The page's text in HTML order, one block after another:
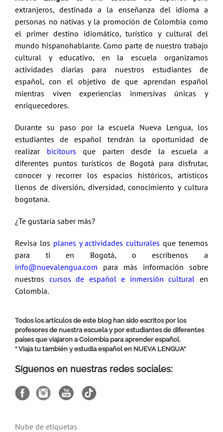
extranjeros, destinada a la enseñanza del idioma a
personas no nativas y la promoción de Colombia como
el primer destino idiomático, turístico y cultural del
mundo hispanohablante. Como parte de nuestro trabajo
cultural y educativo, en la escuela organizamos
actividades diarias para nuestros estudiantes de
español, con el objetivo de que aprendan español
mientras viven experiencias inmersivas únicas y
enriquecedores.
Durante su paso por la escuela Nueva Lengua, los
estudiantes de español tendrán la oportunidad de
realizar bicitours que parten desde la escuela a
diferentes puntos turísticos de Bogotá para disfrutar,
conocer y recorrer los espacios históricos, artísticos
llenos de diversión, diversidad, conocimiento y cultura
bogotana.
¿Te gustaría saber más?
Revisa los planes y actividades culturales que tenemos
para ti en Bogotá, o escríbenos a
info@nuevalengua.com para más información sobre
nuestros cursos de español e inmersión cultural en
Colombia.
Todos los artículos de este blog han sido escritos por los
profesores de nuestra escuela y por estudiantes de diferentes
países que viajaron a Colombia para aprender español.
“ Viaja tu también y estudia español en NUEVA LENGUA“
Síguenos en nuestras redes sociales:
Nube de etiquetas